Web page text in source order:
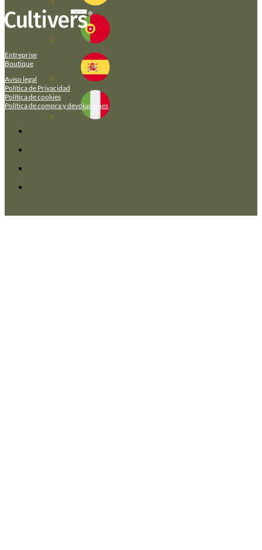
Entreprise
Boutique
Aviso legal
Política de Privacidad
Política de cookies
Política de compra y devoluciones